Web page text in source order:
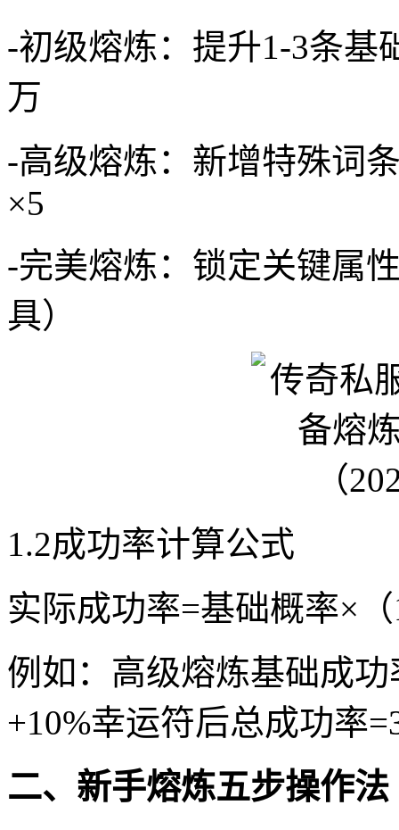
-初级熔炼：提升1-3条基
万
-高级熔炼：新增特殊词
×5
-完美熔炼：锁定关键属
具）
1.2成功率计算公式
实际成功率=基础概率×
例如：高级熔炼基础成
+10%幸运符后总成功率
二、新手熔炼五步操作法